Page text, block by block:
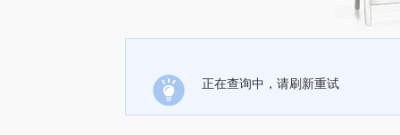
正在查询中，请刷新重试